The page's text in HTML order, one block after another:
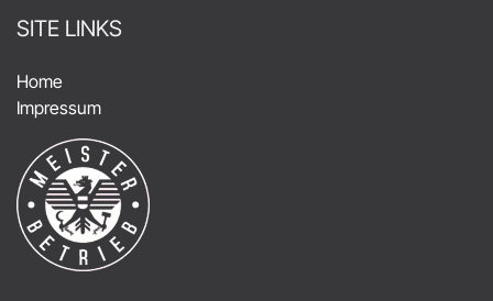
SITE LINKS
Home
Impressum